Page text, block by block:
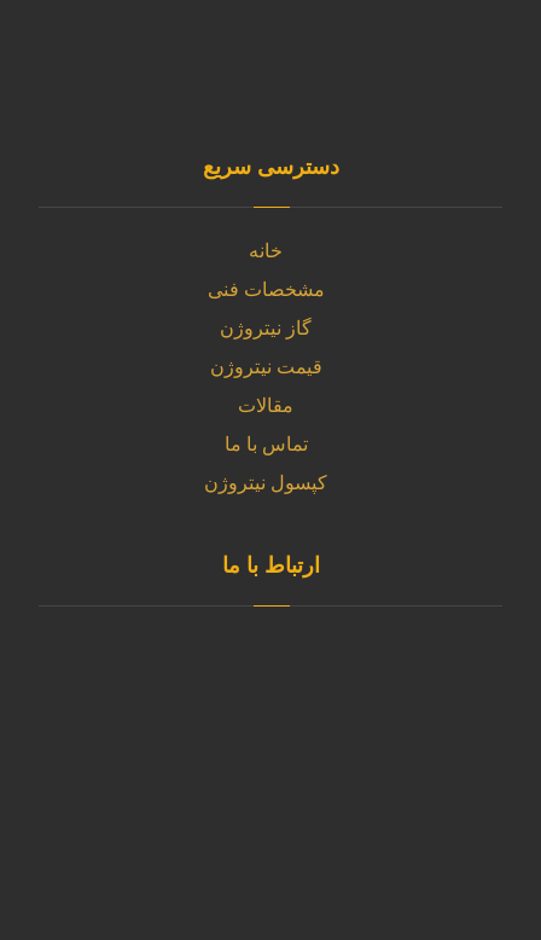
دسترسی سریع
خانه
مشخصات فنی
گاز نیتروژن
قیمت نیتروژن
مقالات
تماس با ما
کپسول نیتروژن
ارتباط با ما